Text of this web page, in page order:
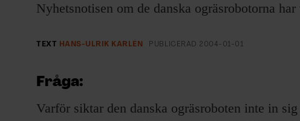
OM F&F
Nyhetsnotisen om de danska ogräsrobotorna
TEXT HANS-ULRIK KARLÉN PUBLICERAD 2004-01-01
Fråga:
Varför siktar den danska ogräsroboten inte in